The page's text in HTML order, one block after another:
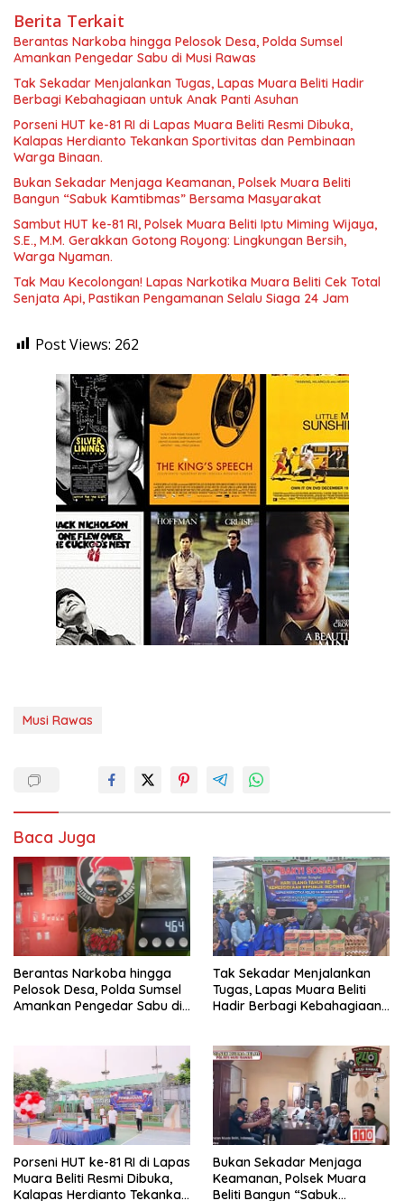
Berita Terkait
Berantas Narkoba hingga Pelosok Desa, Polda Sumsel
Amankan Pengedar Sabu di Musi Rawas
Tak Sekadar Menjalankan Tugas, Lapas Muara Beliti Hadir
Berbagi Kebahagiaan untuk Anak Panti Asuhan
Porseni HUT ke-81 RI di Lapas Muara Beliti Resmi Dibuka,
Kalapas Herdianto Tekankan Sportivitas dan Pembinaan
Warga Binaan.
Bukan Sekadar Menjaga Keamanan, Polsek Muara Beliti
Bangun “Sabuk Kamtibmas” Bersama Masyarakat
Sambut HUT ke-81 RI, Polsek Muara Beliti Iptu Miming Wijaya,
S.E., M.M. Gerakkan Gotong Royong: Lingkungan Bersih,
Warga Nyaman.
Tak Mau Kecolongan! Lapas Narkotika Muara Beliti Cek Total
Senjata Api, Pastikan Pengamanan Selalu Siaga 24 Jam
Post Views: 262
Musi Rawas
Baca Juga
Berantas Narkoba hingga
Pelosok Desa, Polda Sumsel
Amankan Pengedar Sabu di
Tak Sekadar Menjalankan
Tugas, Lapas Muara Beliti
Hadir Berbagi Kebahagiaan
Porseni HUT ke-81 RI di Lapas
Muara Beliti Resmi Dibuka,
Kalapas Herdianto Tekankan
Bukan Sekadar Menjaga
Keamanan, Polsek Muara
Beliti Bangun “Sabuk